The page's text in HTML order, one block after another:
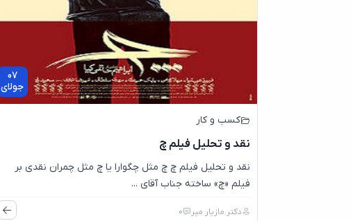
07
جولای
کسب و کار
نقد و تحلیل فیلم چ
نقد و تحلیل فیلم چ چ مثل چگوارا یا چ مثل چمران نقدی بر
فیلم «چ» ساخته جناب آقای ...
دکتر مازیار میر 0